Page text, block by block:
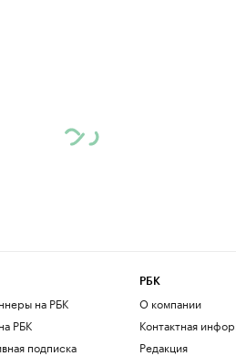
на РБК
РБК
подписка
РБК
О компании
Контактная
Редакция